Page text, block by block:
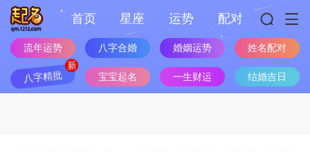
首页 星座 运势 配对
流年运势 八字合婚 婚姻运势 姓名配对
八字精批 宝宝起名 一生财运 结婚吉日